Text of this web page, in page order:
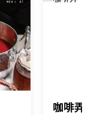
咖啡弄